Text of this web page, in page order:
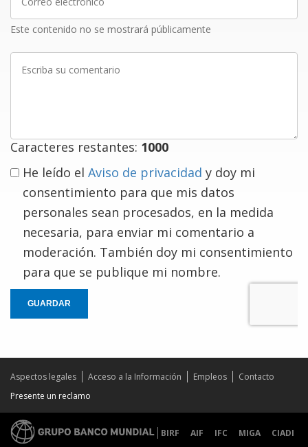
electrónico
Este contenido no se mostrará públicamente
Caracteres restantes: 1000
He leído el Aviso de privacidad y doy mi
consentimiento para que mis datos
personales sean procesados, en la medida
necesaria, para enviar mi comentario a
moderación. También doy mi consentimiento
para que se publique mi nombre.
GUARDAR
Aspectos legales Acceso a la Información Empleos
Contacto
Presente un reclamo
BIRF AIF IFC MIGA CIADI